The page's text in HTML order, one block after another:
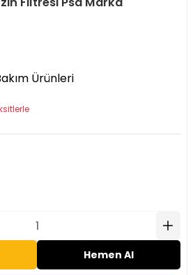
Ürünleri
Hemen Al